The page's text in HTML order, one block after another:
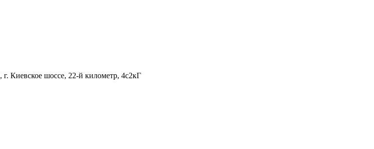
, г. Киевское шоссе, 22-й километр, 4с2кГ